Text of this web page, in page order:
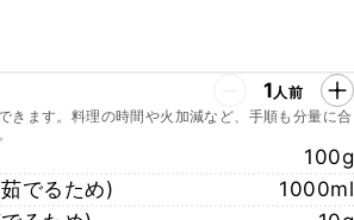
1人前
きます。料理の時間や火加減など、手順も分量に合
100g
でるため)
1000ml